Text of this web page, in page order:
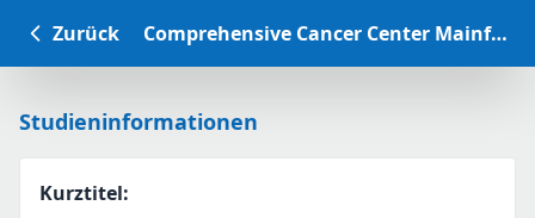
Zurück Comprehensive Cancer Center Mainfranken Studiendatenbank
Studieninformationen
Kurztitel: